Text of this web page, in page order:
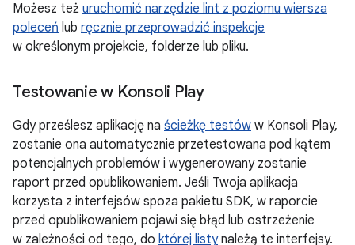
Możesz też uruchomić narzędzie lint z poziomu wiersza
poleceń lub ręcznie przeprowadzić inspekcje
w określonym projekcie, folderze lub pliku.
Testowanie w Konsoli Play
Gdy prześlesz aplikację na ścieżkę testów w Konsoli Play,
zostanie ona automatycznie przetestowana pod kątem
potencjalnych problemów i wygenerowany zostanie
raport przed opublikowaniem. Jeśli Twoja aplikacja
korzysta z interfejsów spoza pakietu SDK, w raporcie
przed opublikowaniem pojawi się błąd lub ostrzeżenie
w zależności od tego, do której listynależą te interfejsy.